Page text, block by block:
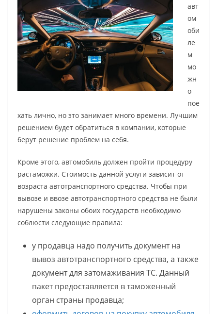
авт
ом
оби
ле
м
мо
жн
о
пое
хать лично, но это занимает много времени. Лучшим
решением будет обратиться в компании, которые
берут решение проблем на себя.
Кроме этого, автомобиль должен пройти процедуру
растаможки. Стоимость данной услуги зависит от
возраста автотранспортного средства. Чтобы при
вывозе и ввозе автотранспортного средства не были
нарушены законы обоих государств необходимо
соблюсти следующие правила:
у продавца надо получить документ на
вывоз автотранспортного средства, а также
документ для затомаживания ТС. Данный
пакет предоставляется в таможенный
орган страны продавца;